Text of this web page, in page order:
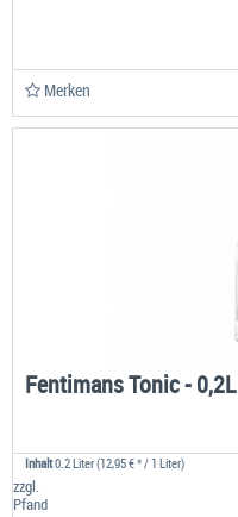
Merken
Fentimans Tonic - 0,2L
Inhalt0.2 Liter(12,95 € * / 1 Liter)
zzgl.
Pfand